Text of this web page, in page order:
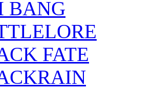
BANG
FATE